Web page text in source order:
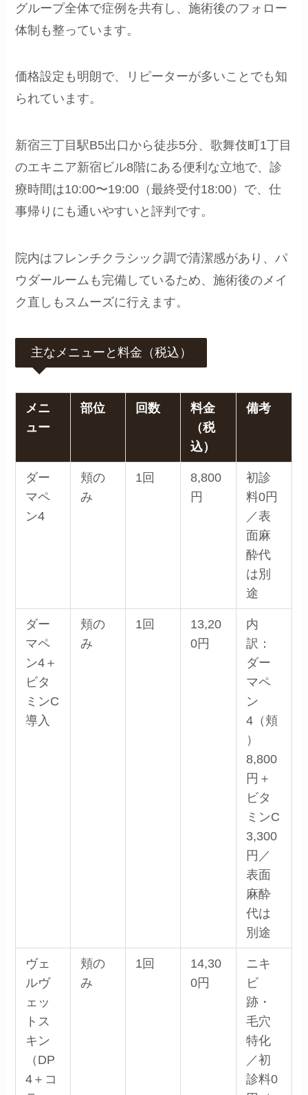
グループ全体で症例を共有し、施術後のフォロー
体制も整っています。
価格設定も明朗で、リピーターが多いことでも知
られています。
新宿三丁目駅B5出口から徒歩5分、歌舞伎町1丁目
のエキニア新宿ビル8階にある便利な立地で、診
療時間は10:00〜19:00（最終受付18:00）で、仕
事帰りにも通いやすいと評判です。
院内はフレンチクラシック調で清潔感があり、パ
ウダールームも完備しているため、施術後のメイ
ク直しもスムーズに行えます。
主なメニューと料金（税込）
メニ
ュー
部位 回数
料金
（税
込）
備考
ダー
マペ
ン4
頬の
み
1回
8,800
円
初診
料0円
／表
面麻
酔代
は別
途
ダー
マペ
ン4＋
ビタ
ミンC
導入
頬の
み
1回
13,20
0円
内
訳：
ダー
マペ
ン
4（頬
）
8,800
円＋
ビタ
ミンC
3,300
円／
表面
麻酔
代は
別途
ヴェ
ルヴ
ェッ
トス
キン
（DP
4＋コ
頬の
み
1回
14,30
0円
ニキ
ビ
跡・
毛穴
特化
／初
診料0